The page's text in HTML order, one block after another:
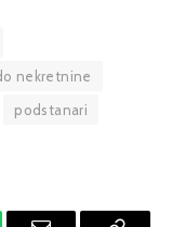
nekretnine
podstanari